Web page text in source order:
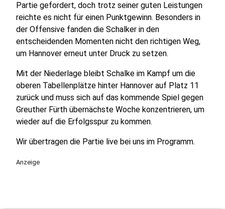
Partie gefordert, doch trotz seiner guten Leistungen
reichte es nicht für einen Punktgewinn. Besonders in
der Offensive fanden die Schalker in den
entscheidenden Momenten nicht den richtigen Weg,
um Hannover erneut unter Druck zu setzen.
Mit der Niederlage bleibt Schalke im Kampf um die
oberen Tabellenplätze hinter Hannover auf Platz 11
zurück und muss sich auf das kommende Spiel gegen
Greuther Fürth übernächste Woche konzentrieren, um
wieder auf die Erfolgsspur zu kommen.
Wir übertragen die Partie live bei uns im Programm.
Anzeige